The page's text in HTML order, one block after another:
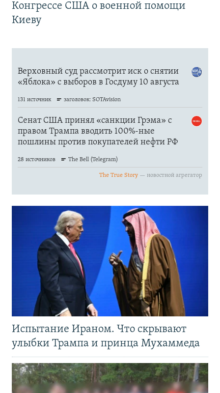
Конгрессе США о военной помощи
Киеву
Испытание Ираном. Что скрывают
улыбки Трампа и принца Мухаммеда